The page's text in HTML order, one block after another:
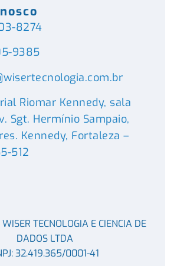
8274
9385
Riomar Kennedy, sala
Sgt. Hermínio Sampaio,
Kennedy, Fortaleza –
512
TECNOLOGIA E CIENCIA DE
DADOS LTDA
32.419.365/0001-41